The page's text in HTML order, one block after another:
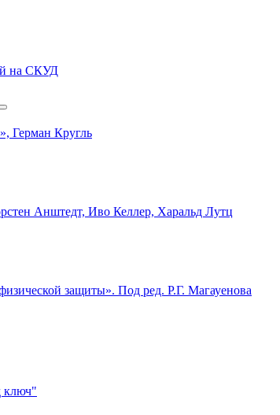
на СКУД
Герман Кругль
Анштедт, Иво Келлер, Харальд Лутц
защиты». Под ред. Р.Г. Магауенова
ключ"